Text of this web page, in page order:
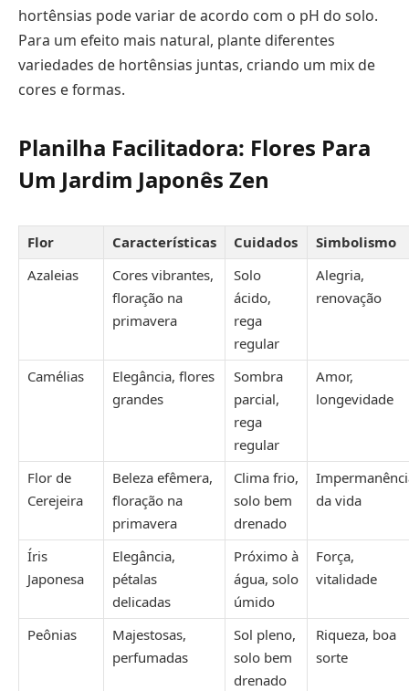
hortênsias pode variar de acordo com o pH do solo.
Para um efeito mais natural, plante diferentes
variedades de hortênsias juntas, criando um mix de
cores e formas.
Planilha Facilitadora: Flores Para
Um Jardim Japonês Zen
Flor Características Cuidados
Simbolismo
Azaleias
Cores vibrantes,
floração na
primavera
Solo
ácido,
rega
regular
Alegria,
renovação
Camélias
Elegância, flores
grandes
Sombra
parcial,
rega
regular
Amor,
longevidade
Flor de
Cerejeira
Beleza efêmera,
floração na
primavera
Clima frio,
solo bem
drenado
da vida
Íris
Japonesa
Elegância,
pétalas
delicadas
Próximo à
água, solo
úmido
Força,
vitalidade
Peônias
Majestosas,
perfumadas
Sol pleno,
solo bem
drenado
Riqueza, boa
sorte